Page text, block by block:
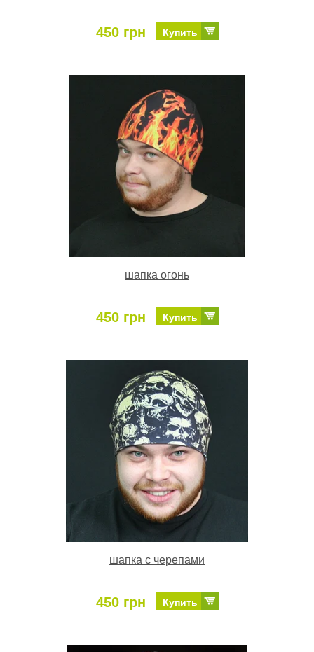
450 грн Купить
шапка огонь
450 грн Купить
шапка с черепами
450 грн Купить